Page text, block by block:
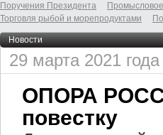
Поручения Президента
Торговля рыбой и морепродуктами
Новости
29 марта 2021 года
ОПОРА
повестку